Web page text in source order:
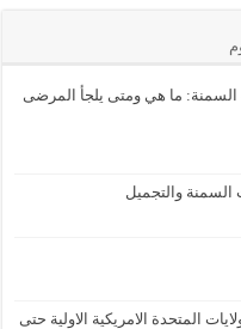
ما هي ومتى يلجأ المرضى
والتجميل
الانتخابات ٢٠٢٠ الولايات المتحدة الامريكية الاولية حتى